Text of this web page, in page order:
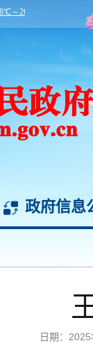
政府信息
日期：